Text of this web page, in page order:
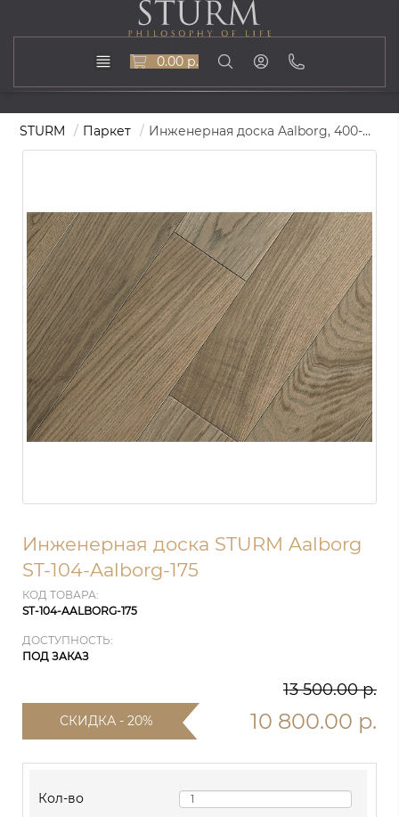
0.00 р.
STURM Паркет Инженерная доска Aalborg, 400-1500х175, ST-104-Aalborg-175
Инженерная доска STURM Aalborg
ST-104-Aalborg-175
КОД ТОВАРА:
ST-104-AALBORG-175
ДОСТУПНОСТЬ:
ПОД ЗАКАЗ
13 500.00 р.
СКИДКА - 20% 10 800.00 р.
Кол-во